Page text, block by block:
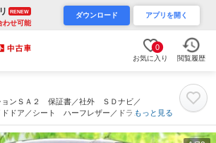
RENEW
わせ可能
ダウンロード アプリを開く
0
お気に入り 閲覧履歴
ョンＳＡ２ 保証書／社外 ＳＤナビ／
ドドア／シート ハーフレザー／ドライ
ランプ ＬＥＤ／Ｂｌｕｅｔｏｏｔｈ
Ｓ／横滑り防止装置（静岡県）
もっと見る